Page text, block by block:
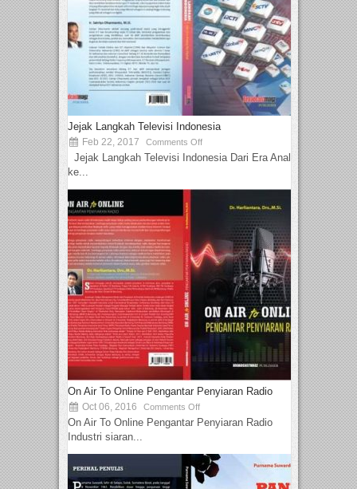
Jejak Langkah Televisi Indonesia
Feb 22, 2017 Comments Off
Jejak Langkah Televisi Indonesia Dari Era Analog
ke...
On Air To Online Pengantar Penyiaran Radio
Oct 06, 2016 Comments Off
On Air To Online Pengantar Penyiaran Radio
Industri siaran...